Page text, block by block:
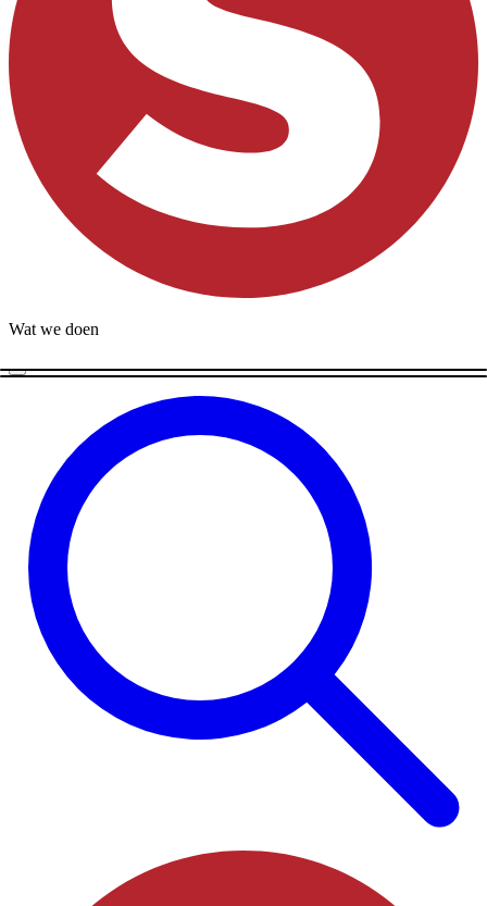
Wat we doen